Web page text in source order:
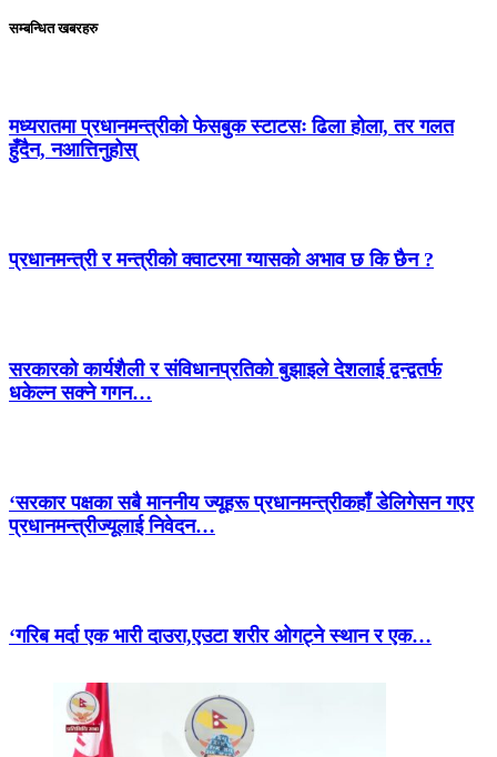
सम्बन्धित खबरहरु
मध्यरातमा प्रधानमन्त्रीको फेसबुक स्टाटसः ढिला होला, तर गलत
हुँदैन, नआत्तिनुहोस्
प्रधानमन्त्री र मन्त्रीको क्वाटरमा ग्यासको अभाव छ कि छैन ?
सरकारको कार्यशैली र संविधानप्रतिको बुझाइले देशलाई द्वन्द्वतर्फ
धकेल्न सक्ने गगन…
‘सरकार पक्षका सबै माननीय ज्यूहरू प्रधानमन्त्रीकहाँ डेलिगेसन गएर
प्रधानमन्त्रीज्यूलाई निवेदन…
‘गरिब मर्दा एक भारी दाउरा,एउटा शरीर ओगट्ने स्थान र एक…